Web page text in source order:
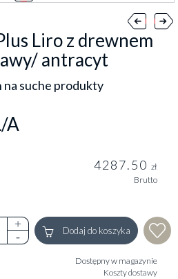
Liro z drewnem
antracyt
na suche produkty
A
4287.50 zł
Brutto
Dodaj do koszyka
Dostępny w magazynie
Koszty dostawy